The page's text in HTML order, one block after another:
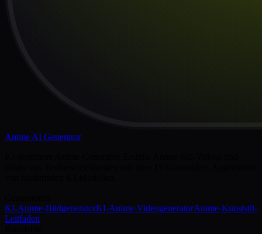
Anime AI Generator
KI-Anime-BildgeneratorKI-Anime-VideogeneratorAnime-Kunststil-
Leitfaden